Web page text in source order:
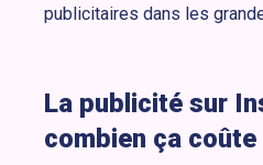
publicitaires dans les
La publicité sur
combien ça coûte